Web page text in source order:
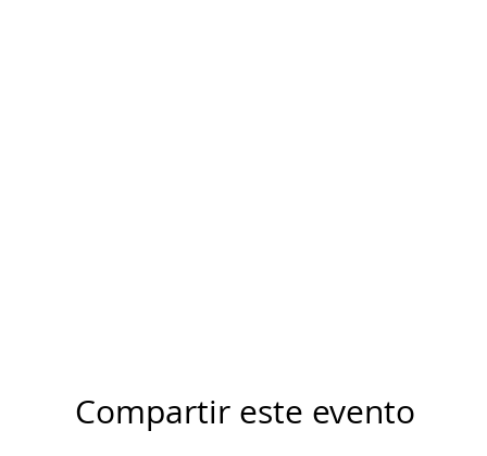
Compartir este evento